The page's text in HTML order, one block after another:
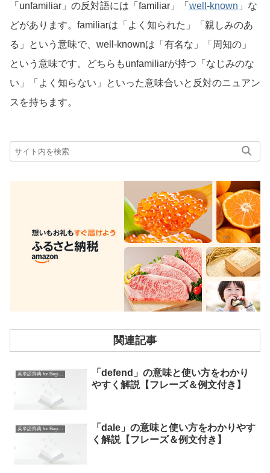
「unfamiliar」の反対語には「familiar」「 well -known 」な
どがあります。familiarは「よく知られた」「親しみのあ
る」という意味で、well-knownは「有名な」「周知の」
という意味です。どちらもunfamiliarが持つ「なじみのな
い」「よく知らない」といった意味合いと反対のニュアン
スを持ちます。
関連記事
英単語辞典 for Beginners
「defend」の意味と使い方をわかり
やすく解説【フレーズ＆例文付き】
英単語辞典 for Beginners
「dale」の意味と使い方をわかりやす
く解説【フレーズ＆例文付き】